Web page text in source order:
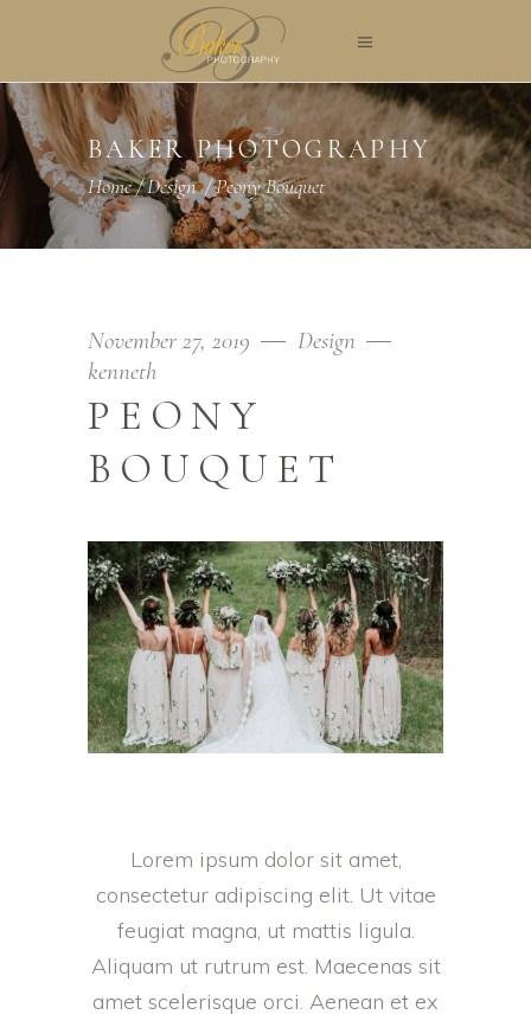
BAKER PHOTOGRAPHY
Home/Design/Peony Bouquet
November 27, 2019
Design
kenneth
PEONY
BOUQUET
Lorem ipsum dolor sit amet,
consectetur adipiscing elit. Ut vitae
feugiat magna, ut mattis ligula.
Aliquam ut rutrum est. Maecenas sit
amet scelerisque orci. Aenean et ex